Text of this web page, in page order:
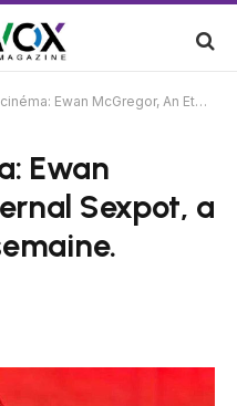
McGregor, An Eternal Sexpot, a eu 50 ans cette semaine. SPÉCIAL
Ewan
Sexpot, a